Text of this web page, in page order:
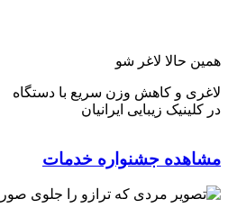
همین حالا لاغر شو
لاغری و کاهش وزن سریع با دستگاه
در کلینیک زیبایی ایرانیان
مشاهده جشنواره خدمات